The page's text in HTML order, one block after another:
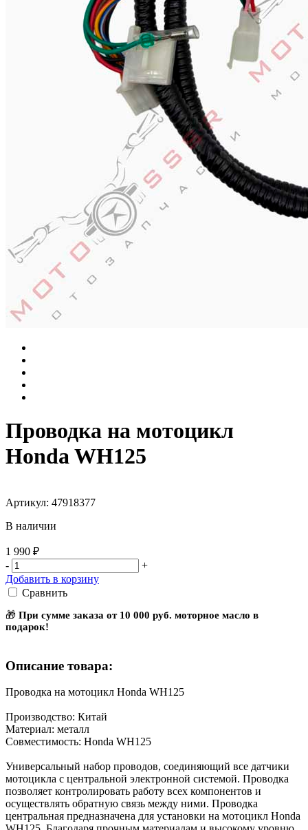
Проводка на мотоцикл
Honda WH125
Артикул: 47918377
В наличии
1 990 ₽
-
+
Добавить в корзину
Сравнить
🎁 При сумме заказа от 10 000 руб. моторное масло в
подарок!
Описание товара:
Проводка на мотоцикл Honda WH125
Производство: Китай
Материал: металл
Совместимость: Honda WH125
Универсальный набор проводов, соединяющий все датчики
мотоцикла с центральной электронной системой. Проводка
позволяет контролировать работу всех компонентов и
осуществлять обратную связь между ними. Проводка
центральная предназначена для установки на мотоцикл Honda